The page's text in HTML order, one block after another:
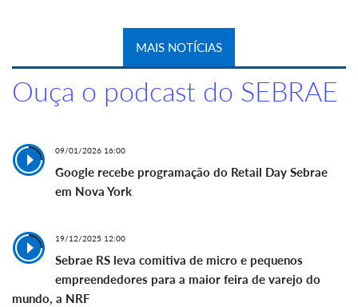
MAIS NOTÍCIAS
Ouça o podcast do SEBRAE
09/01/2026 16:00
Google recebe programação do Retail Day Sebrae
em Nova York
19/12/2025 12:00
Sebrae RS leva comitiva de micro e pequenos
empreendedores para a maior feira de varejo do
mundo, a NRF